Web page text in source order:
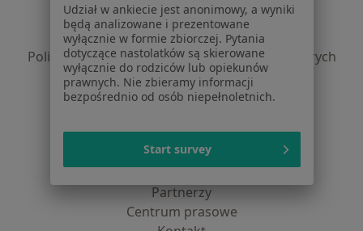
Polityka prywatności pacjentów
Polityka prywatności profesjonalistów
Polityka prywatności dla profesjonalistów, których
dane pozyskaliśmy samodzielnie
Polityka cookies
Dostępność
O nas
Praca
Partnerzy
Centrum prasowe
Udział w ankiecie jest anonimowy, a wyniki
będą analizowane i prezentowane
wyłącznie w formie zbiorczej. Pytania
dotyczące nastolatków są skierowane
wyłącznie do rodziców lub opiekunów
prawnych. Nie zbieramy informacji
bezpośrednio od osób niepełnoletnich.
Start survey